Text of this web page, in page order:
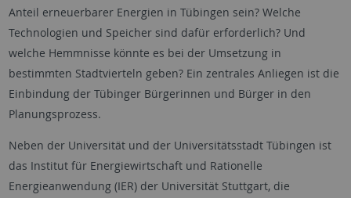
Anteil erneuerbarer Energien in Tübingen sein? Welche
Technologien und Speicher sind dafür erforderlich? Und
welche Hemmnisse könnte es bei der Umsetzung in
bestimmten Stadtvierteln geben? Ein zentrales Anliegen ist die
Einbindung der Tübinger Bürgerinnen und Bürger in den
Planungsprozess.
Neben der Universität und der Universitätsstadt Tübingen ist
das Institut für Energiewirtschaft und Rationelle
Energieanwendung (IER) der Universität Stuttgart, die